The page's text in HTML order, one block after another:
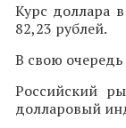
Курс доллара
82,23 рублей.
В свою
Российский
долларовый